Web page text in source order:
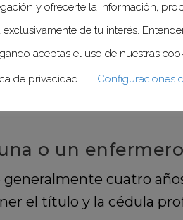
número de
infecciosas (cólera,
de higiene,
o un
cuatro
el título y la cédula
y ofrecerte la información,
exclusivamente de tu interés.
aceptas el uso de nuestras
de privacidad.
Configuraciones